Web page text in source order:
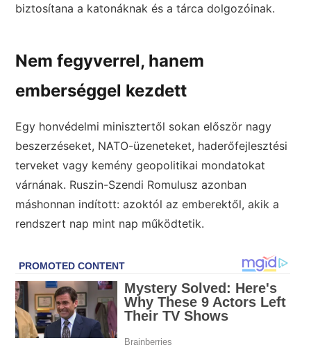
biztosítana a katonáknak és a tárca dolgozóinak.
Nem fegyverrel, hanem
emberséggel kezdett
Egy honvédelmi minisztertől sokan először nagy
beszerzéseket, NATO-üzeneteket, haderőfejlesztési
terveket vagy kemény geopolitikai mondatokat
várnának. Ruszin-Szendi Romulusz azonban
máshonnan indított: azoktól az emberektől, akik a
rendszert nap mint nap működtetik.